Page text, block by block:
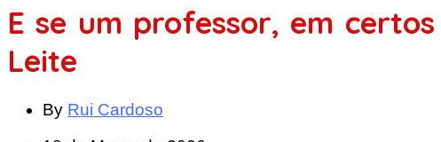
E se um professor, em
Leite
By Rui Cardoso